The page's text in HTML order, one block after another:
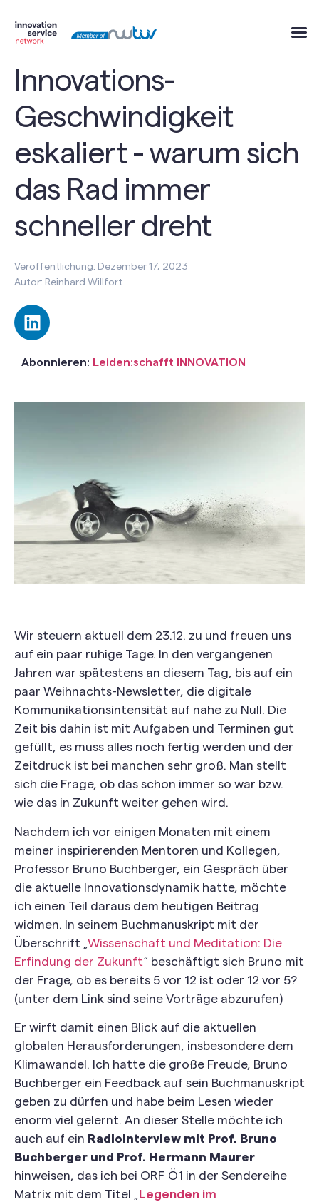
Innovations-
Geschwindigkeit
eskaliert - warum sich
das Rad immer
schneller dreht
Veröffentlichung: Dezember 17, 2023
Autor: Reinhard Willfort
Abonnieren: Leiden:schafft INNOVATION
Wir steuern aktuell dem 23.12. zu und freuen uns
auf ein paar ruhige Tage. In den vergangenen
Jahren war spätestens an diesem Tag, bis auf ein
paar Weihnachts-Newsletter, die digitale
Kommunikationsintensität auf nahe zu Null. Die
Zeit bis dahin ist mit Aufgaben und Terminen gut
gefüllt, es muss alles noch fertig werden und der
Zeitdruck ist bei manchen sehr groß. Man stellt
sich die Frage, ob das schon immer so war bzw.
wie das in Zukunft weiter gehen wird.
Nachdem ich vor einigen Monaten mit einem
meiner inspirierenden Mentoren und Kollegen,
Professor Bruno Buchberger, ein Gespräch über
die aktuelle Innovationsdynamik hatte, möchte
ich einen Teil daraus dem heutigen Beitrag
widmen. In seinem Buchmanuskript mit der
Überschrift „ Wissenschaft und Meditation: Die
Erfindung der Zukunft“ beschäftigt sich Bruno mit
der Frage, ob es bereits 5 vor 12 ist oder 12 vor 5?
(unter dem Link sind seine Vorträge abzurufen)
Er wirft damit einen Blick auf die aktuellen
globalen Herausforderungen, insbesondere dem
Klimawandel. Ich hatte die große Freude, Bruno
Buchberger ein Feedback auf sein Buchmanuskript
geben zu dürfen und habe beim Lesen wieder
enorm viel gelernt. An dieser Stelle möchte ich
auch auf ein Radiointerview mit Prof. Bruno
Buchberger und Prof. Hermann Maurer
hinweisen, das ich bei ORF Ö1 in der Sendereihe
Matrix mit dem Titel „
Legenden im